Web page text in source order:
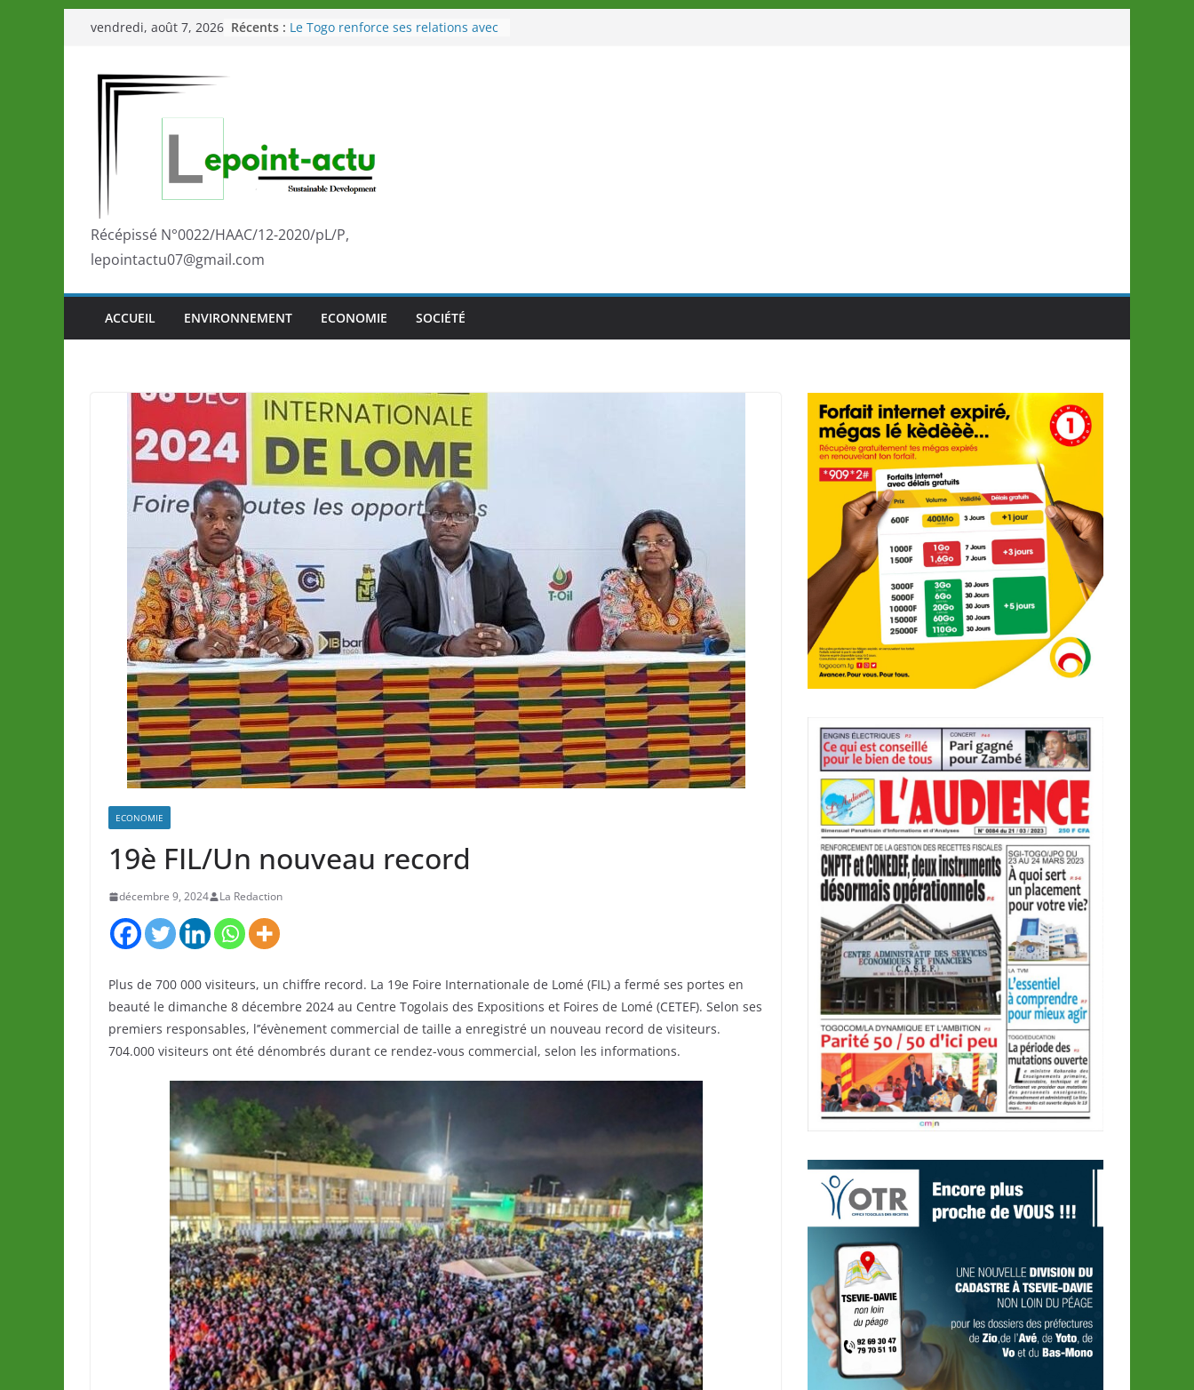
Passer
contenu
vendredi, août 7, 2026 Récents : Le Togo renforce ses relations avec
marque de confiance au Togo sur
la scène internationale au-delà des
performances de ses athlètes
développement?
Récépissé N°0022/HAAC/12-2020/pL/P,
lepointactu07@gmail.com
ACCUEIL ENVIRONNEMENT ECONOMIE SOCIÉTÉ
ECONOMIE
19è FIL/Un nouveau record
décembre 9, 2024 La Redaction
Plus de 700 000 visiteurs, un chiffre record. La 19e Foire Internationale de Lomé (FIL) a fermé ses portes en
beauté le dimanche 8 décembre 2024 au Centre Togolais des Expositions et Foires de Lomé (CETEF). Selon ses
premiers responsables, l’’évènement commercial de taille a enregistré un nouveau record de visiteurs.
704.000 visiteurs ont été dénombrés durant ce rendez-vous commercial, selon les informations.